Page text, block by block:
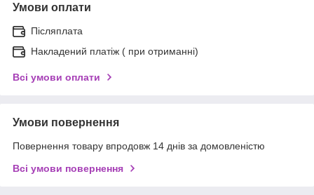
Умови оплати
Післяплата
Накладений платіж ( при отриманні)
Всі умови оплати
Умови повернення
Повернення товару впродовж 14 днів за домовленістю
Всі умови повернення